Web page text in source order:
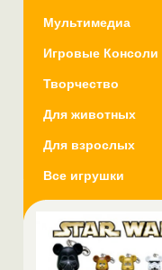
Мультимедиа
Игровые Консоли
Творчество
Для животных
Для взрослых
Все игрушки